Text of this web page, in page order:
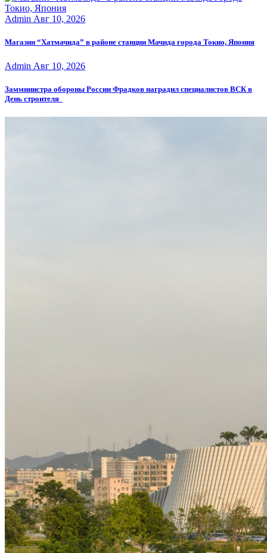
Admin Авг 10, 2026
Магазин “Хатмачида” в районе станции Мачида города Токио, Япония
Admin Авг 10, 2026
Замминистра обороны России Фрадков наградил специалистов ВСК в
День строителя